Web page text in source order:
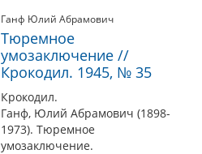
Ганф Юлий Абрамович
Тюремное
умозаключение //
Крокодил. 1945, № 35
Крокодил.
Ганф, Юлий Абрамович (1898-
1973). Тюремное
умозаключение.